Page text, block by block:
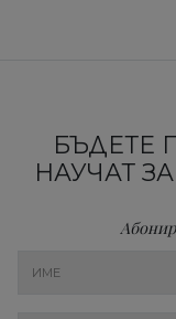
БЪДЕТЕ
НАУЧАТ